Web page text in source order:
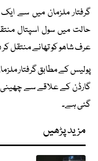
گرفتار ملزمان میں سے
حالت میں سول اسپتال
عرف شاھو کو تھانے منتقل کر
پولیس کے مطابق گرفتار
گئی ہے۔
مزید پڑھیں